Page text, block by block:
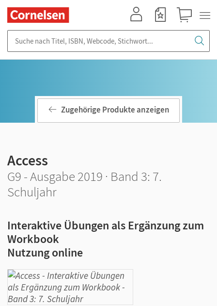
Zugehörige Produkte anzeigen
Access
G9 - Ausgabe 2019 · Band 3: 7.
Schuljahr
Interaktive Übungen als Ergänzung zum
Workbook
Nutzung online